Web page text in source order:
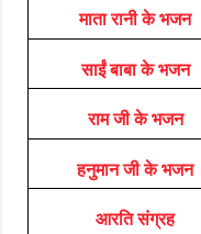
माता रानी के भजन
साईं बाबा के भजन
राम जी के भजन
हनुमान जी के भजन
आरति संग्रह